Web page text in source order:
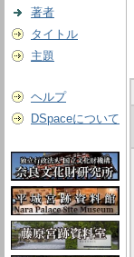
著者
タイトル
主題
ヘルプ
DSpaceについて